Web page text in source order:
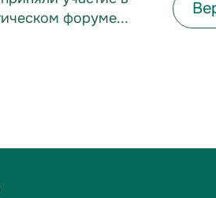
форуме...